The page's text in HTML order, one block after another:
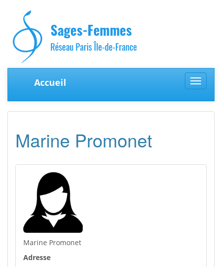
Toggle
Accueil
Marine Promonet
Marine Promonet
Adresse